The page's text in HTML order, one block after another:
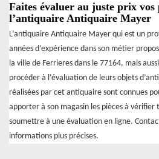
Faites évaluer au juste prix vos
l’antiquaire Antiquaire Mayer
L’antiquaire Antiquaire Mayer qui est un
années d’expérience dans son métier
la ville de Ferrieres dans le 77164, mais
procéder à l’évaluation de leurs objets
réalisées par cet antiquaire sont connues
apporter à son magasin les pièces à vérifier
soumettre à une évaluation en ligne.
informations plus précises.